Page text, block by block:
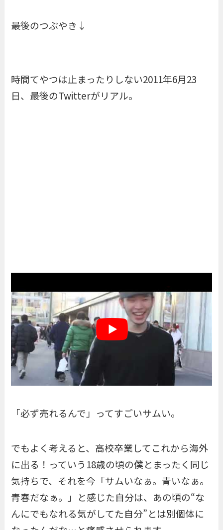
最後のつぶやき↓
時間てやつは止まったりしない2011年6月23
日、最後のTwitterがリアル。
「必ず売れるんで」ってすごいサムい。
でもよく考えると、高校卒業してこれから海外
に出る！っていう18歳の頃の僕とまったく同じ
気持ちで、それを今「サムいなぁ。青いなぁ。
青春だなぁ。」と感じた自分は、あの頃の“な
んにでもなれる気がしてた自分”とは別個体に